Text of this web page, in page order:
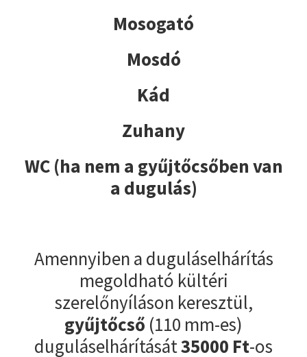
Mosogató
Mosdó
Kád
Zuhany
WC (ha nem a gyűjtőcsőben van
a dugulás)
Amennyiben a duguláselhárítás
megoldható kültéri
szerelőnyíláson keresztül,
gyűjtőcső (110 mm-es)
duguláselhárítását35000 Ft-os